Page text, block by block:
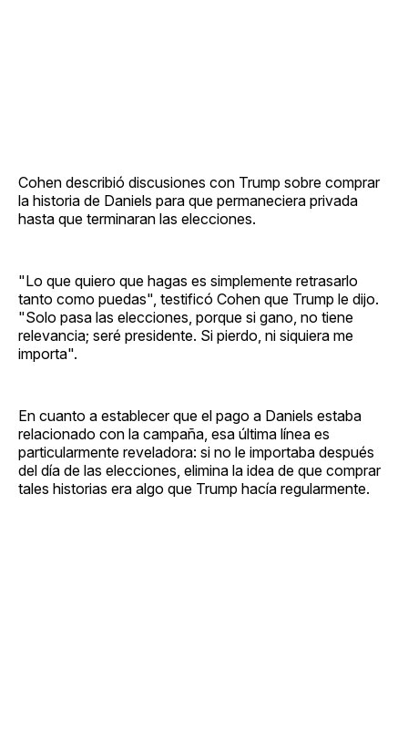
Cohen describió discusiones con Trump sobre comprar
la historia de Daniels para que permaneciera privada
hasta que terminaran las elecciones.
"Lo que quiero que hagas es simplemente retrasarlo
tanto como puedas", testificó Cohen que Trump le dijo.
"Solo pasa las elecciones, porque si gano, no tiene
relevancia; seré presidente. Si pierdo, ni siquiera me
importa".
En cuanto a establecer que el pago a Daniels estaba
relacionado con la campaña, esa última línea es
particularmente reveladora: si no le importaba después
del día de las elecciones, elimina la idea de que comprar
tales historias era algo que Trump hacía regularmente.